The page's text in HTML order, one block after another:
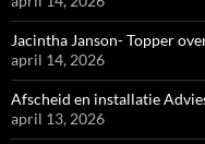
Jacintha Janson- Topper
april 14, 2026
Afscheid en installatie
april 13, 2026